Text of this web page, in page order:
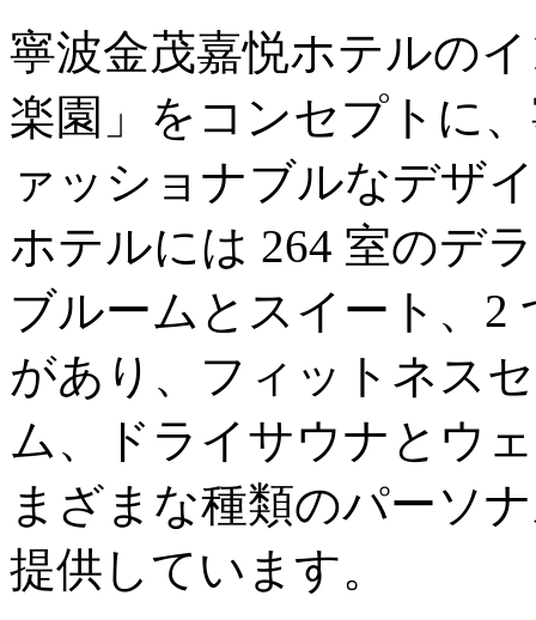
寧波金茂嘉悦ホテルの
楽園」をコンセプトに
ァッショナブルなデザ
ホテルには 264 室のデ
ブルームとスイート、2
があり、フィットネス
ム、ドライサウナとウ
まざまな種類のパーソ
提供しています。